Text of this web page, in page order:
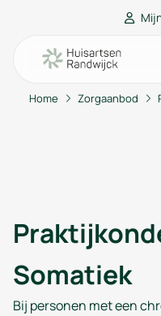
Ga naar de
Ga naar de footer
Ga naar de
Home Zorgaanbod
Somatiek
Bij personen met een